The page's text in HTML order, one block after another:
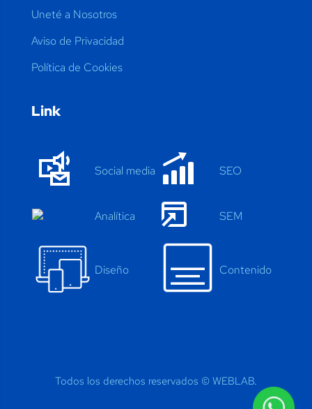
Uneté a Nosotros
Aviso de Privacidad
Política de Cookies
Link
Social media SEO
Analítica SEM
Diseño Contenido
Todos los derechos reservados © WEBLAB.